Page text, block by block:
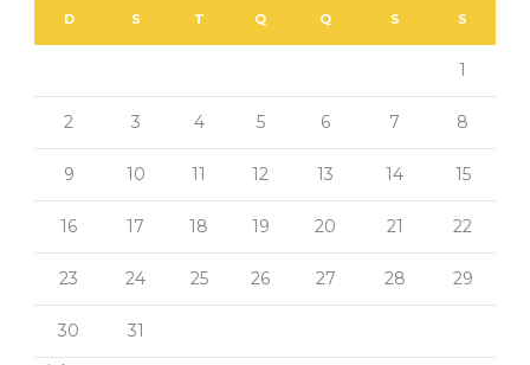
D S T Q Q S S
1
2 3 4 5 6 7 8
9 10 11 12 13 14 15
16 17 18 19 20 21 22
23 24 25 26 27 28 29
30
31